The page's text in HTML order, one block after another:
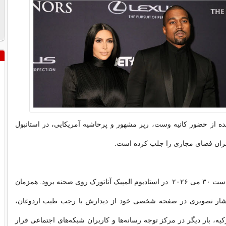
از حضور کانیه وست، رپر مشهور و پرحاشیه آمریکایی، در استانبول
فضای مجازی را جلب کرده است.
کانیه وست قرار است ۳۰ می ۲۰۲۶ در استادیوم المپیک آتاتورک روی صحنه برود. همزمان
تصویری در صفحه شخصی خود از دیدارش با رجب طیب اردوغان،
بار دیگر در مرکز توجه رسانه‌ها و کاربران شبکه‌های اجتماعی قرار